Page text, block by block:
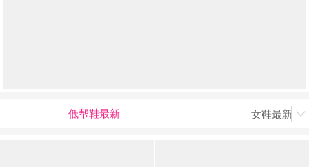
低帮鞋最新 女鞋最新上
